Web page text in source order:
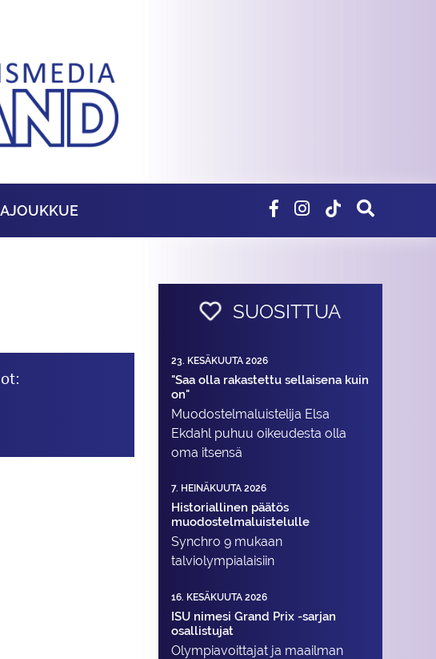
SUOSITTUA
23. KESÄKUUTA 2026
"Saa olla rakastettu sellaisena kuin
on"
Muodostelma­luistelija Elsa
Ekdahl puhuu oikeudesta olla
oma itsensä
7. HEINÄKUUTA 2026
Historiallinen päätös
muodostelmaluistelulle
Synchro 9 mukaan
talviolympialaisiin
16. KESÄKUUTA 2026
ISU nimesi Grand Prix -sarjan
osallistujat
Olympiavoittajat ja maailman